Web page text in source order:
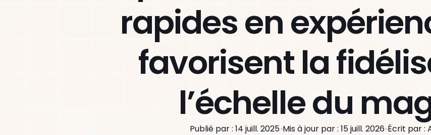
rapides en
favorisent la
l’échelle du
Publié par : 14 juill. 2025 Mis à jour par : 15 juill. 2026 Écrit par :